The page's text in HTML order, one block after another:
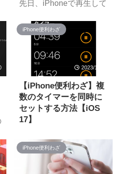
とは？従来のMNP手続き
ンストップに対応してい
る通信事業者は？ につい
て紹介していきます。
【MNPワンストップ】
MNP予約番号の発行が不
要に MNPワンストップ
とは、乗り換え先の事業
者で ...
先日、iPhoneで再生して
いと思いまして。調べて
みるとFire TVシリーズを
使って映すことができる
との情報がありました。
Fire TVシリーズを使って
iPhoneの画面をテレビに
表示(ミラーリング)する
方法を紹介します。
iPhoneの画面をテレビに
映す方法はいくつかある
ます。 AirPlayでApple
TVやAirPlay対応スマー
トテレビにミラーリング
iPhone便利わざ
2023/11/30
【iPhone便利わざ】複
数のタイマーを同時に
セットする方法【iOS
17】
入っているタイマー機
能。何かと使っている方
も多いと思います。 時計
iPhone便利わざ